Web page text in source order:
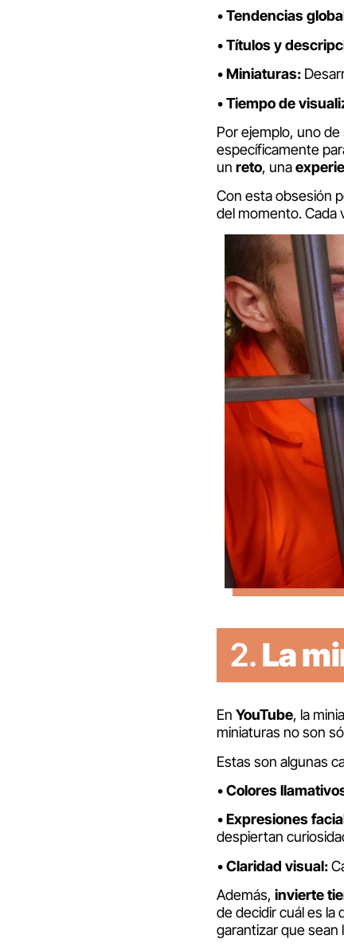
•Tendencias
•Títulos y
•Miniaturas:
•Tiempo de
Por ejemplo, uno de
específicamente
un reto, una
Con esta obsesión
del momento. Cada
2.La
En YouTube, la
miniaturas no son
Estas son algunas
•Colores
•Expresiones
despiertan
•Claridad visual:
Además, invierte
de decidir cuál es la
garantizar que sean